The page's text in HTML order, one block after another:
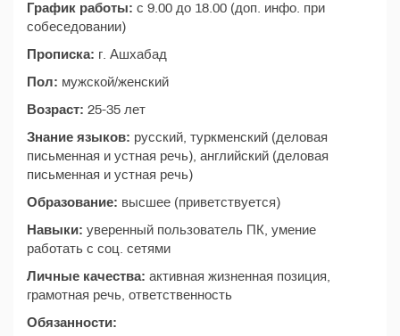
График работы: с 9.00 до 18.00 (доп. инфо. при
собеседовании)
Прописка: г. Ашхабад
Пол: мужской/женский
Возраст: 25-35 лет
Знание языков: русский, туркменский (деловая
письменная и устная речь), английский (деловая
письменная и устная речь)
Образование: высшее (приветствуется)
Навыки: уверенный пользователь ПК, умение
работать с соц. сетями
Личные качества: активная жизненная позиция,
грамотная речь, ответственность
Обязанности: